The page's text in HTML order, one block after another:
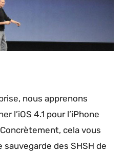
nous apprenons
l’iOS 4.1 pour l’iPhone
Concrètement, cela vous
des SHSH de